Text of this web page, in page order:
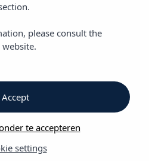
Hotel
de zonsondergangen boven
zijn.
en bijna mystieke
Bovendien is het hotel gelegen in
please consult the
settings
te accepteren
Accept